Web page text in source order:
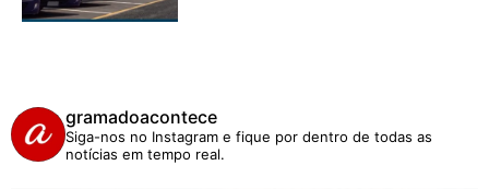
gramadoacontece
Siga-nos no Instagram e fique por dentro de todas as
notícias em tempo real.